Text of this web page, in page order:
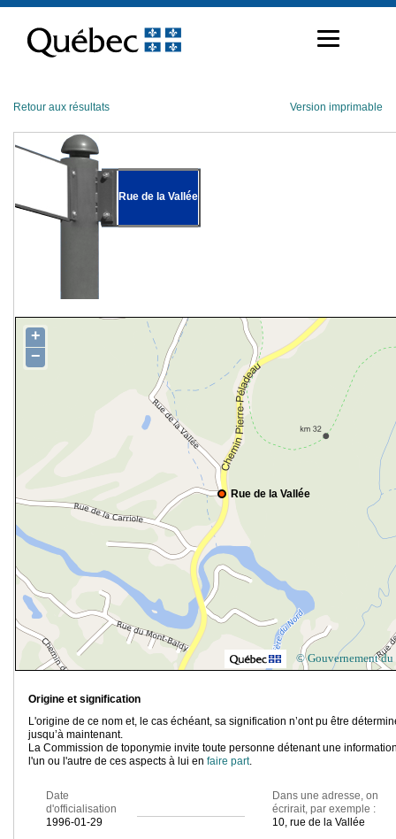
contenu
Retour aux résultats Version imprimable
Rue de la Vallée
Rue de la Vallée
+
−
© Gouvernement du
Origine et signification
L'origine de ce nom et, le cas échéant, sa signification n’ont pu être
jusqu’à maintenant.
La Commission de toponymie invite toute personne détenant une
l'un ou l'autre de ces aspects à lui en faire part.
Date
d'officialisation
1996-01-29
Dans une adresse, on
écrirait, par exemple :
10, rue de la Vallée